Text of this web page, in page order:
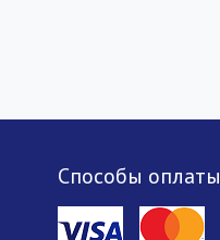
Способы оплаты